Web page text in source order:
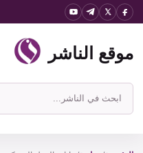
انتقل
المحتوى
موقع الناشر
ابحث
في